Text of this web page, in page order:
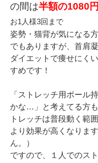
の間は半額の1080円
お1人様3回まで
姿勢・猫背が気になる
でもありますが、首肩
ダイエットで痩せにく
すめです！
「ストレッチ用ポール
かな…」と考えてる方
トレッチは普段動く範
より効果が高くなりま
ん。）
ですので、１人でのス